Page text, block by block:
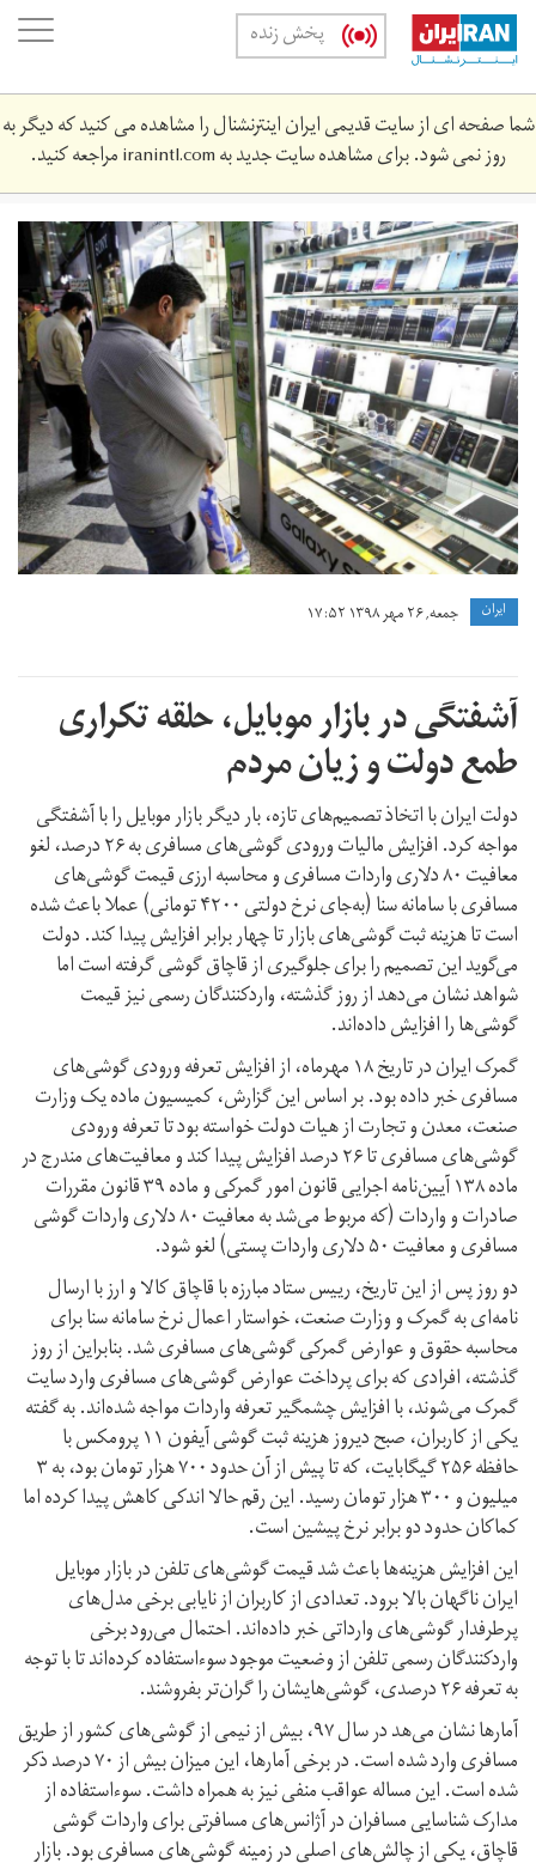
Skip
main
content
پخش زنده
شما صفحه ای از سایت قدیمی ایران اینترنشنال را مشاهده می کنید که دیگر به
روز نمی شود. برای مشاهده سایت جدید بهiranintl.comمراجعه کنید.
mwbyl.jpg
ايران جمعه, ۲۶ مهر ۱۳۹۸ ۱۷:۵۲
آشفتگی در بازار موبایل، حلقه تکراری
طمع دولت و زیان مردم
دولت ایران با اتخاذ تصمیم‌های تازه، بار دیگر بازار موبایل را با آشفتگی
مواجه کرد. افزایش مالیات ورودی گوشی‌های مسافری به ۲۶ درصد، لغو
معافیت ۸۰ دلاری واردات مسافری و محاسبه ارزی قیمت گوشی‌های
مسافری با سامانه سنا (به‌جای نرخ دولتی ۴۲۰۰ تومانی) عملا باعث شده
است تا هزینه ثبت گوشی‌های بازار تا چهار برابر افزایش پیدا کند. دولت
می‌گوید این تصمیم را برای جلوگیری از قاچاق گوشی گرفته است اما
شواهد نشان می‌دهد از روز گذشته، واردکنندگان رسمی نیز قیمت
گوشی‌ها را افزایش داده‌اند.
گمرک ایران در تاریخ ۱۸ مهر‌ماه، از افزایش تعرفه ورودی گوشی‌های
مسافری خبر داده بود. بر اساس این گزارش، کمیسیون ماده یک وزارت
صنعت، معدن و تجارت از هیات دولت خواسته بود تا تعرفه ورودی
گوشی‌های مسافری تا ۲۶ درصد افزایش پیدا کند و معافیت‌های مندرج در
ماده ۱۳۸ آیین‌نامه اجرایی قانون امور گمرکی و ماده ۳۹ قانون مقررات
صادرات و واردات (که مربوط می‌شد به معافیت ۸۰ دلاری واردات گوشی
مسافری و معافیت ۵۰ دلاری واردات پستی) لغو شود.
دو روز پس از این تاریخ، رییس ستاد مبارزه با قاچاق کالا و ارز با ارسال
نامه‌ای به گمرک و وزارت صنعت، خواستار اعمال نرخ سامانه سنا برای
محاسبه حقوق و عوارض گمرکی گوشی‌های مسافری شد. بنابراین از روز
گذشته، افرادی که برای پرداخت عوارض گوشی‌های مسافری وارد سایت
گمرک می‌شوند، با افزایش چشمگیر تعرفه واردات مواجه شده‌اند. به گفته
یکی از کاربران، صبح دیروز هزینه ثبت گوشی آیفون ۱۱ پرو‌مکس با
حافظه ۲۵۶ گیگابایت، که تا پیش از آن حدود ۷۰۰ هزار تومان بود، به ۳
میلیون و ۳۰۰ هزار تومان رسید. این رقم حالا اندکی کاهش پیدا کرده اما
کماکان حدود دو برابر نرخ پیشین است.
این افزایش هزینه‌ها باعث شد قیمت گوشی‌های تلفن در بازار موبایل
ایران ناگهان بالا برود. تعدادی از کاربران از نایابی برخی مدل‌های
پرطرفدار گوشی‌های وارداتی خبر داده‌اند. احتمال می‌رود برخی
وارد‌کنندگان رسمی تلفن از وضعیت موجود سوءاستفاده کرده‌اند تا با توجه
به تعرفه ۲۶ درصدی، گوشی‌هایشان را گران‌تر بفروشند.
آمارها نشان می‌هد در سال ۹۷، بیش از نیمی از گوشی‌های کشور از طریق
مسافری وارد شده است. در برخی آمارها، این میزان بیش از ۷۰ درصد ذکر
شده است. این مساله عواقب منفی نیز به همراه داشت. سوءاستفاده از
مدارک شناسایی مسافران در آژانس‌های مسافرتی برای واردات گوشی
قاچاق، یکی از چالش‌های اصلی در زمینه گوشی‌های مسافری بود. بازار